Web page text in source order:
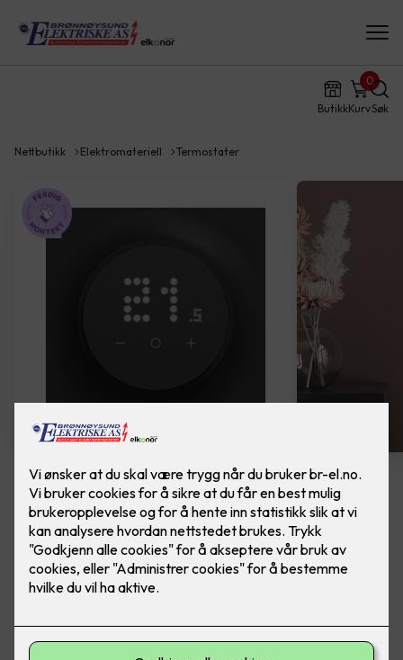
ButikkKurv
0
Søk
Nettbutikk Elektromateriell Termostater
Bytte av termostat - ELKO One
Sort
Bytte av termostat, til ELKO One Matter
termostat, i fargen sort. Inkludert montering.